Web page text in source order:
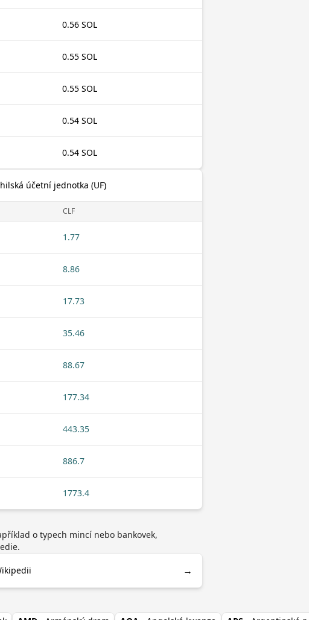
0.56 SOL
0.55 SOL
0.55 SOL
0.54 SOL
0.54 SOL
účetní jednotka (UF)
CLF
1.77
8.86
17.73
35.46
88.67
177.34
443.35
886.7
1773.4
o typech mincí nebo bankovek,
→